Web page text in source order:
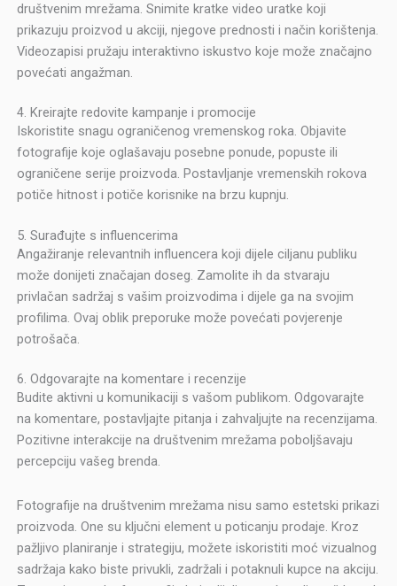
društvenim mrežama. Snimite kratke video uratke koji
prikazuju proizvod u akciji, njegove prednosti i način korištenja.
Videozapisi pružaju interaktivno iskustvo koje može značajno
povećati angažman.
4. Kreirajte redovite kampanje i promocije
Iskoristite snagu ograničenog vremenskog roka. Objavite
fotografije koje oglašavaju posebne ponude, popuste ili
ograničene serije proizvoda. Postavljanje vremenskih rokova
potiče hitnost i potiče korisnike na brzu kupnju.
5. Surađujte s influencerima
Angažiranje relevantnih influencera koji dijele ciljanu publiku
može donijeti značajan doseg. Zamolite ih da stvaraju
privlačan sadržaj s vašim proizvodima i dijele ga na svojim
profilima. Ovaj oblik preporuke može povećati povjerenje
potrošača.
6. Odgovarajte na komentare i recenzije
Budite aktivni u komunikaciji s vašom publikom. Odgovarajte
na komentare, postavljajte pitanja i zahvaljujte na recenzijama.
Pozitivne interakcije na društvenim mrežama poboljšavaju
percepciju vašeg brenda.
Fotografije na društvenim mrežama nisu samo estetski prikazi
proizvoda. One su ključni element u poticanju prodaje. Kroz
pažljivo planiranje i strategiju, možete iskoristiti moć vizualnog
sadržaja kako biste privukli, zadržali i potaknuli kupce na akciju.